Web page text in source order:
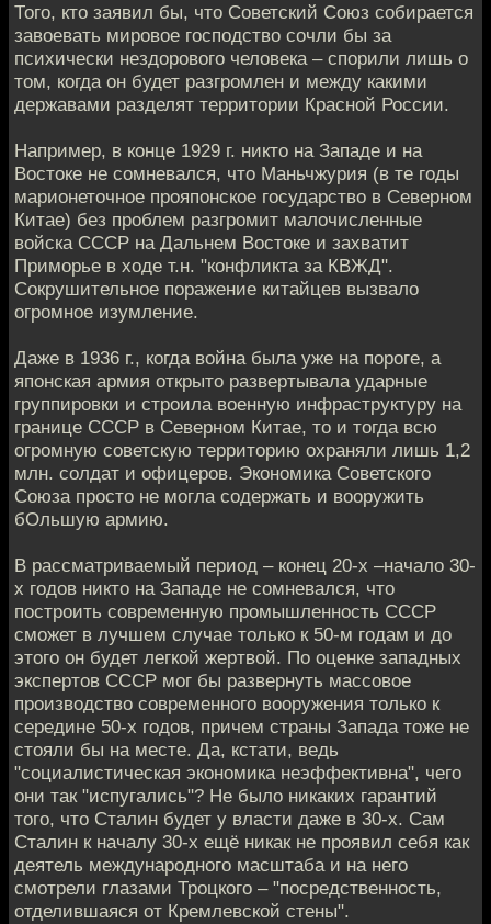
Того, кто заявил бы, что Советский Союз собирается
завоевать мировое господство сочли бы за
психически нездорового человека – спорили лишь о
том, когда он будет разгромлен и между какими
державами разделят территории Красной России.
Например, в конце 1929 г. никто на Западе и на
Востоке не сомневался, что Маньчжурия (в те годы
марионеточное прояпонское государство в Северном
Китае) без проблем разгромит малочисленные
войска СССР на Дальнем Востоке и захватит
Приморье в ходе т.н. "конфликта за КВЖД".
Сокрушительное поражение китайцев вызвало
огромное изумление.
Даже в 1936 г., когда война была уже на пороге, а
японская армия открыто развертывала ударные
группировки и строила военную инфраструктуру на
границе СССР в Северном Китае, то и тогда всю
огромную советскую территорию охраняли лишь 1,2
млн. солдат и офицеров. Экономика Советского
Союза просто не могла содержать и вооружить
бОльшую армию.
В рассматриваемый период – конец 20-х –начало 30-
х годов никто на Западе не сомневался, что
построить современную промышленность СССР
сможет в лучшем случае только к 50-м годам и до
этого он будет легкой жертвой. По оценке западных
экспертов СССР мог бы развернуть массовое
производство современного вооружения только к
середине 50-х годов, причем страны Запада тоже не
стояли бы на месте. Да, кстати, ведь
"социалистическая экономика неэффективна", чего
они так "испугались"? Не было никаких гарантий
того, что Сталин будет у власти даже в 30-х. Сам
Сталин к началу 30-х ещё никак не проявил себя как
деятель международного масштаба и на него
смотрели глазами Троцкого – "посредственность,
отделившаяся от Кремлевской стены".